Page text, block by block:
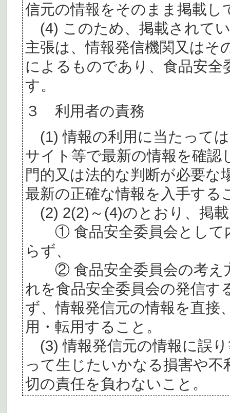
信元の情報をそのまま掲載し
(4) このため、掲載されて
主張は、情報発信機関又はそ
によるものであり、食品安
す。
３ 利用者の責務
(1) 情報の利用に当たって
サイト等で最新の情報を確認
門的又は法的な判断が必要
最新の正確な情報を入手する
(2) 2(2)～(4)のとおり、掲
① 食品安全委員会として
らず、
② 食品安全委員会の考え
れを食品安全委員会の発信す
ず、情報発信元の情報を直接
用・転用すること。
(3) 情報発信元の情報に誤
って生じたいかなる損害や
切の責任を負わないこと。